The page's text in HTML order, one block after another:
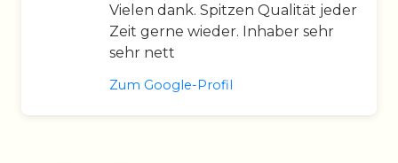
Vielen dank. Spitzen Qualität jeder
Zeit gerne wieder. Inhaber sehr
sehr nett
Zum Google-Profil